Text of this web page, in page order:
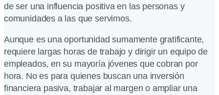
de ser una influencia positiva en las personas y
comunidades a las que servimos.
Aunque es una oportunidad sumamente gratificante,
requiere largas horas de trabajo y dirigir un equipo de
empleados, en su mayoría jóvenes que cobran por
hora. No es para quienes buscan una inversión
financiera pasiva, trabajar al margen o ampliar una